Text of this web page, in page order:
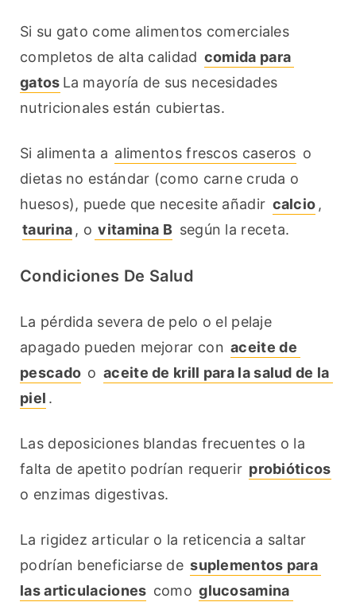
Si su gato come alimentos comerciales
completos de alta calidad comida para
gatos La mayoría de sus necesidades
nutricionales están cubiertas.
Si alimenta a alimentos frescos caseros o
dietas no estándar (como carne cruda o
huesos), puede que necesite añadir calcio
taurina , o vitamina B según la receta.
Condiciones De Salud
La pérdida severa de pelo o el pelaje
apagado pueden mejorar con aceite de
pescado o aceite de krill para la salud de la
piel .
Las deposiciones blandas frecuentes o la
falta de apetito podrían requerir probióticos
o enzimas digestivas.
La rigidez articular o la reticencia a saltar
podrían beneficiarse de suplementos para
las articulaciones como glucosamina